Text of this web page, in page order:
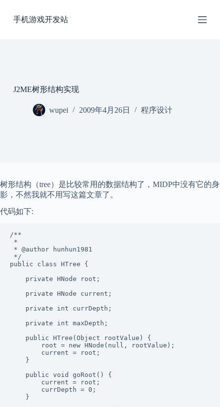
过
手机游戏开发站
J2ME树形结构实现
wupei 2009年4月26日 程序设计
树形结构（tree）是比较常用的数据结构了，MIDP中没有它的身
影，不然我就不用写这篇文章了。
代码如下:
/**
*
* @author hunhun1981
*/
public class HTree {
    private HNode root;
    private HNode current;
    private int currDepth;
    private int maxDepth;
    public HTree(Object rootValue) {
        root = new HNode(null, rootValue);
        current = root;
    }
    public void goRoot() {
        current = root;
        currDepth = 0;
    }